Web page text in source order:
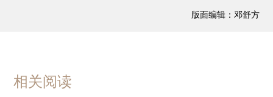
版面编辑：邓舒方
相关阅读